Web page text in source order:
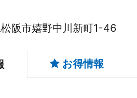
阪市嬉野中川新町1-46
お得情報